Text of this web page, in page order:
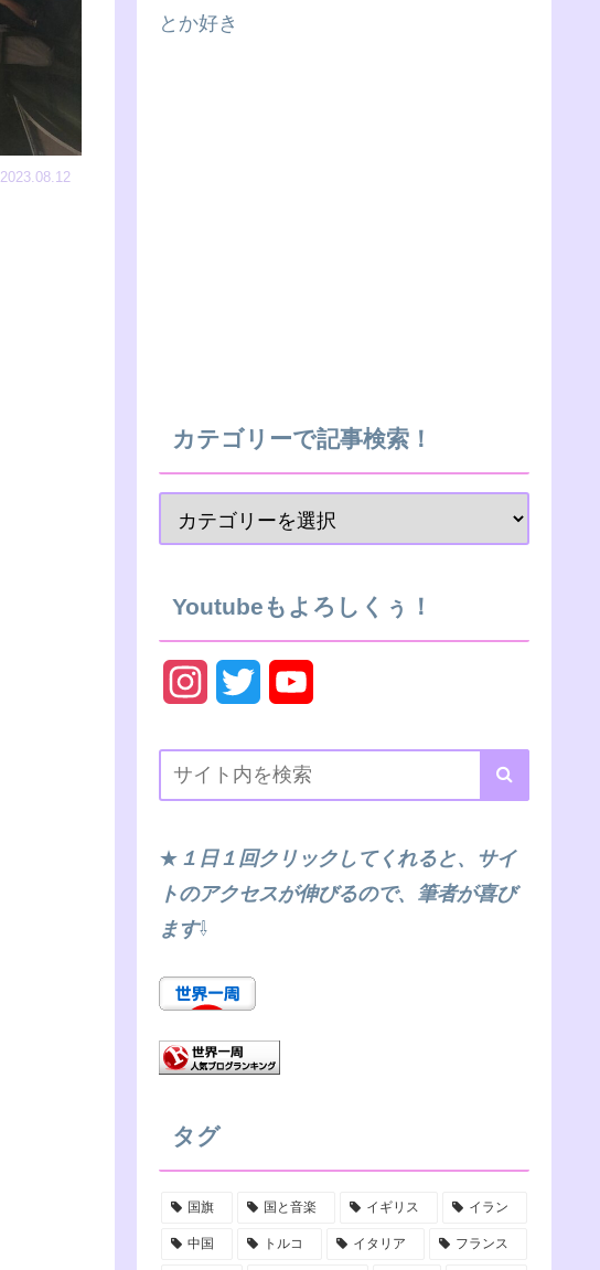
2023.08.12
とか好き
カテゴリーで記事検索！
Youtubeもよろしくぅ！
s
a
g
a
i
t
e
u
b
n
e
★ １日１回クリックしてくれると、サイ
トのアクセスが伸びるので、筆者が喜び
ます⇩
タグ
国旗 国と音楽 イギリス イラン
中国 トルコ イタリア フランス